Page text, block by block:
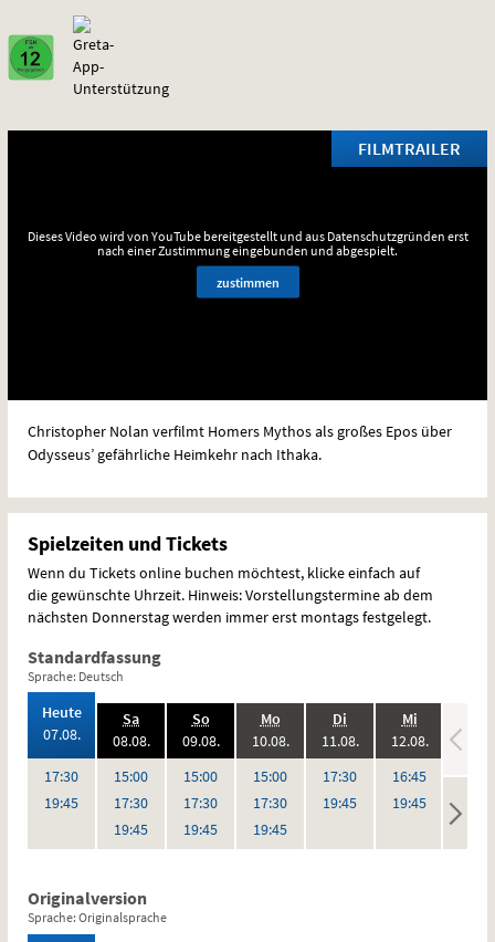
FILMTRAILER
Dieses Video wird von YouTube bereitgestellt und aus Datenschutzgründen erst
nach einer Zustimmung eingebunden und abgespielt.
zustimmen
Christopher Nolan verfilmt Homers Mythos als großes Epos über
Odysseus’ gefährliche Heimkehr nach Ithaka.
Spielzeiten und Tickets
Wenn du Tickets online buchen möchtest, klicke einfach auf
die gewünschte Uhrzeit. Hinweis: Vorstellungstermine ab dem
nächsten Donnerstag werden immer erst montags festgelegt.
Standardfassung
Sprache: Deutsch
Heute,
07.08.2026:
17:30Uhr
19:45Uhr
Sa.,
08.08.2026:
15:00Uhr
17:30Uhr
19:45Uhr
So.,
09.08.2026:
15:00Uhr
17:30Uhr
19:45Uhr
Mo.,
10.08.2026:
15:00Uhr
17:30Uhr
19:45Uhr
Di
11.08.2026:
17:30Uhr
19:45Uhr
Mi.,
12.08.2026:
16:45Uhr
19:45Uhr
keine
Originalversion
Sprache: Originalsprache